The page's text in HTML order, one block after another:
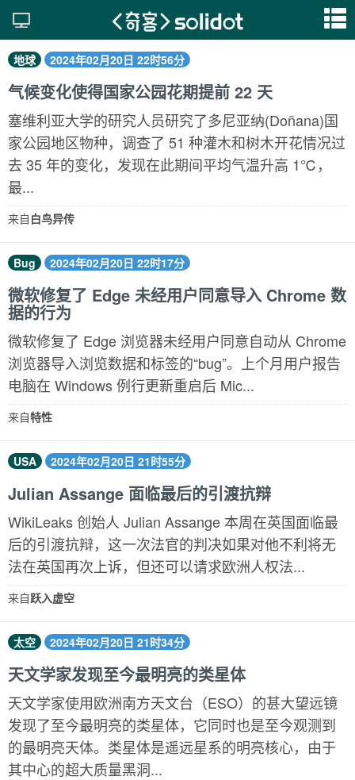
地球 2024年02月20日 22时56分
气候变化使得国家公园花期提前 22 天
塞维利亚大学的研究人员研究了多尼亚纳(Doñana)国
家公园地区物种，调查了 51 种灌木和树木开花情况过
去 35 年的变化，发现在此期间平均气温升高 1℃，
最...
来自 白鸟异传
Bug 2024年02月20日 22时17分
微软修复了 Edge 未经用户同意导入 Chrome 数
据的行为
微软修复了 Edge 浏览器未经用户同意自动从 Chrome
浏览器导入浏览数据和标签的“bug”。上个月用户报告
电脑在 Windows 例行更新重启后 Mic...
来自特性
USA 2024年02月20日 21时55分
Julian Assange 面临最后的引渡抗辩
WikiLeaks 创始人 Julian Assange 本周在英国面临最
后的引渡抗辩，这一次法官的判决如果对他不利将无
法在英国再次上诉，但还可以请求欧洲人权法...
来自跃入虚空
太空 2024年02月20日 21时34分
天文学家发现至今最明亮的类星体
天文学家使用欧洲南方天文台（ESO）的甚大望远镜
发现了至今最明亮的类星体，它同时也是至今观测到
的最明亮天体。类星体是遥远星系的明亮核心，由于
其中心的超大质量黑洞...